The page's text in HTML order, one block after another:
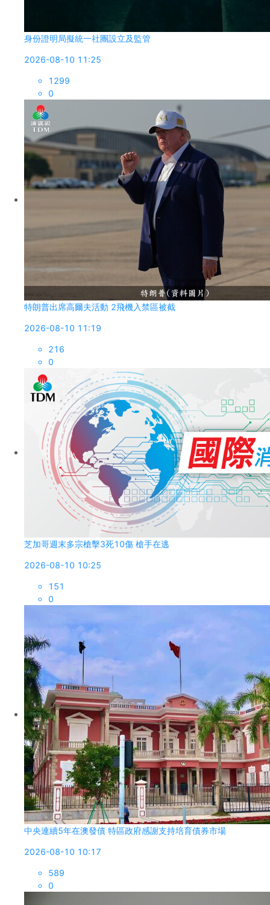
身份證明局擬統一社團設立及監管
2026-08-10 11:25
1299
0
特朗普出席高爾夫活動 2飛機入禁區被截
2026-08-10 11:19
216
0
芝加哥週末多宗槍擊3死10傷 槍手在逃
2026-08-10 10:25
151
0
中央連續5年在澳發債 特區政府感謝支持培育債券市場
2026-08-10 10:17
589
0